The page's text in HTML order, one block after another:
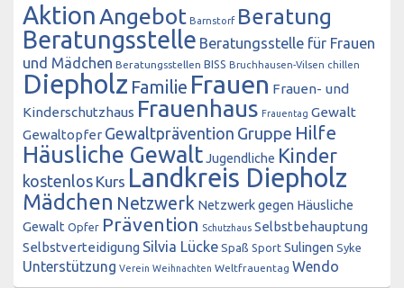
AktionAngebot Barnstorf Beratung
Beratungsstelle Beratungsstelle für Frauen
und Mädchen Beratungsstellen BISS Bruchhausen-Vilsen chillen
Diepholz Familie Frauen Frauen- und
Kinderschutzhaus Frauenhaus Frauentag Gewalt
Gewaltopfer Gewaltprävention Gruppe Hilfe
Häusliche GewaltJugendliche Kinder
kostenlos Kurs Landkreis Diepholz
Mädchen Netzwerk Netzwerk gegen Häusliche
Gewalt Opfer Prävention Schutzhaus Selbstbehauptung
Selbstverteidigung Silvia Lücke Spaß Sport Sulingen Syke
Unterstützung Verein Weihnachten Weltfrauentag Wendo